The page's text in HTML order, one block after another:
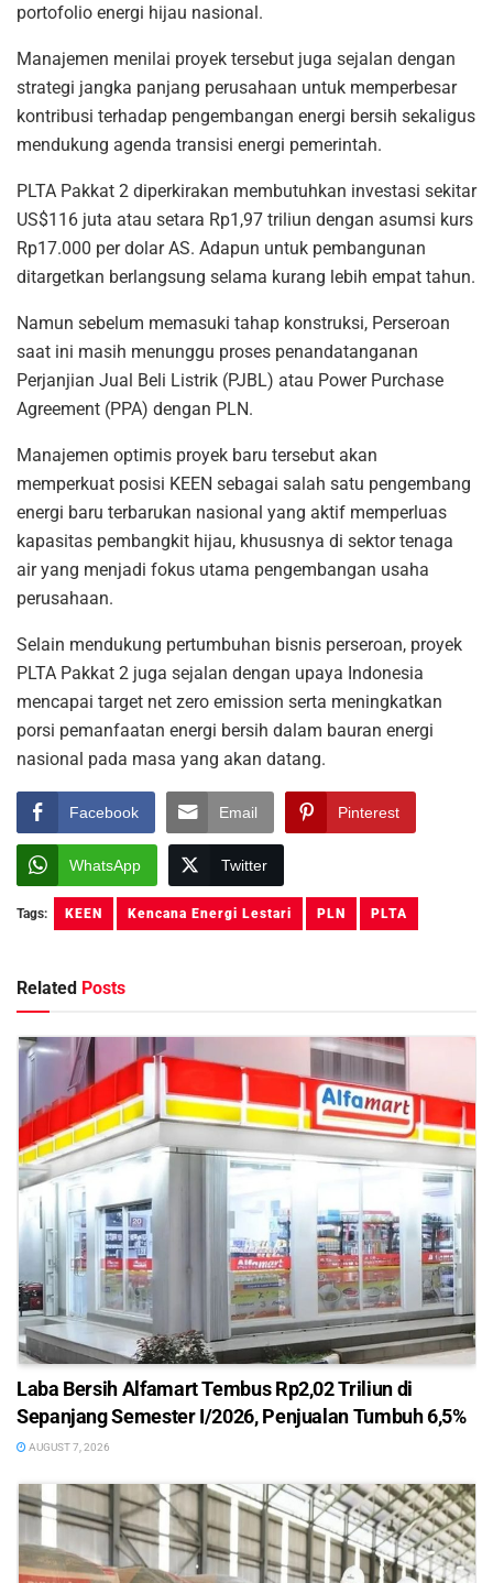
portofolio energi hijau nasional.
Manajemen menilai proyek tersebut juga sejalan dengan
strategi jangka panjang perusahaan untuk memperbesar
kontribusi terhadap pengembangan energi bersih sekaligus
mendukung agenda transisi energi pemerintah.
PLTA Pakkat 2 diperkirakan membutuhkan investasi sekitar
US$116 juta atau setara Rp1,97 triliun dengan asumsi kurs
Rp17.000 per dolar AS. Adapun untuk pembangunan
ditargetkan berlangsung selama kurang lebih empat tahun.
Namun sebelum memasuki tahap konstruksi, Perseroan
saat ini masih menunggu proses penandatanganan
Perjanjian Jual Beli Listrik (PJBL) atau Power Purchase
Agreement (PPA) dengan PLN.
Manajemen optimis proyek baru tersebut akan
memperkuat posisi KEEN sebagai salah satu pengembang
energi baru terbarukan nasional yang aktif memperluas
kapasitas pembangkit hijau, khususnya di sektor tenaga
air yang menjadi fokus utama pengembangan usaha
perusahaan.
Selain mendukung pertumbuhan bisnis perseroan, proyek
PLTA Pakkat 2 juga sejalan dengan upaya Indonesia
mencapai target net zero emission serta meningkatkan
porsi pemanfaatan energi bersih dalam bauran energi
nasional pada masa yang akan datang.
Facebook Email Pinterest
WhatsApp Twitter
Tags: KEEN Kencana Energi Lestari PLN PLTA
Related Posts
Laba Bersih Alfamart Tembus Rp2,02 Triliun di
Sepanjang Semester I/2026, Penjualan Tumbuh 6,5%
AUGUST 7, 2026